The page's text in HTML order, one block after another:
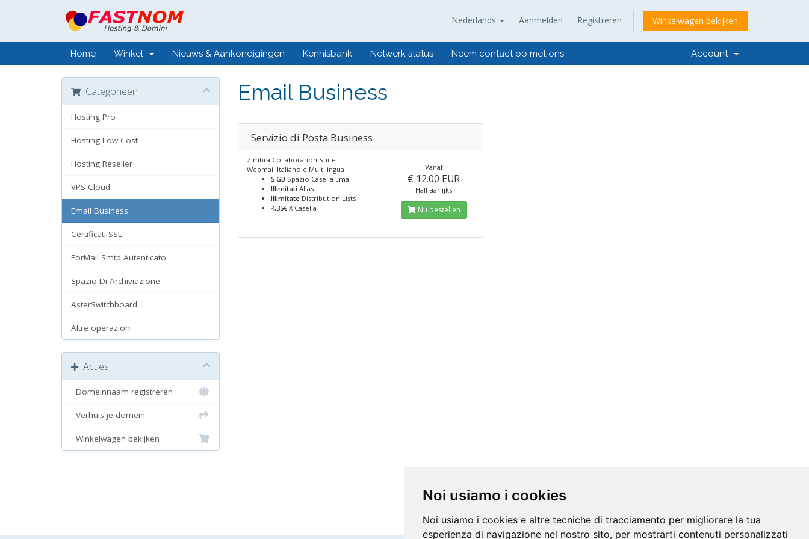
Noi usiamo i cookies
Noi usiamo i cookies e altre tecniche di tracciamento per migliorare la tua
esperienza di navigazione nel nostro sito, per mostrarti contenuti personalizzati
Nederlands Aanmelden Registreren Winkelwagen bekijken
Home Winkel Nieuws & Aankondigingen Kennisbank Netwerk status Neem contact op met ons Account
Email Business
Categorieën
Hosting Pro
Hosting Low-Cost
Hosting Reseller
VPS Cloud
Email Business
Certificati SSL
ForMail Smtp Autenticato
Spazio Di Archiviazione
AsterSwitchboard
Altre operazioni
Acties
Domeinnaam registreren
Verhuis je domein
Winkelwagen bekijken
Servizio di Posta Business
Zimbra Collaboration Suite
Webmail Italiano e Multilingua
5 GB Spazio Casella Email
Illimitati Alias
IllimitateDistribution Lists
4,35€X Casella
Vanaf
€ 12.00 EUR
Halfjaarlijks
Nu bestellen